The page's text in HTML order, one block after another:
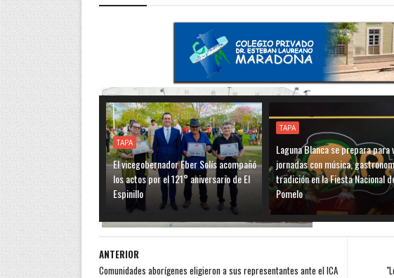
TAPA
El vicegobernador Eber Solís acompañó
los actos por el 121° aniversario de El
Espinillo
TAPA
Laguna Blanca se prepara para
jornadas con música,
tradición en la Fiesta Nacional
Pomelo
ANTERIOR
Comunidades aborígenes eligieron a sus representantes ante el ICA